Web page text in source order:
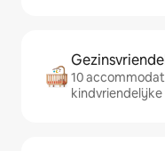
10
kindvriendelijke